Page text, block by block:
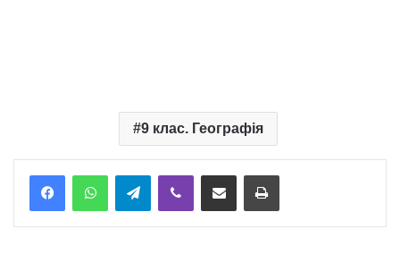
9 клас. Географія
TelegramViber Надіслати електронною поштоюНадрукувати